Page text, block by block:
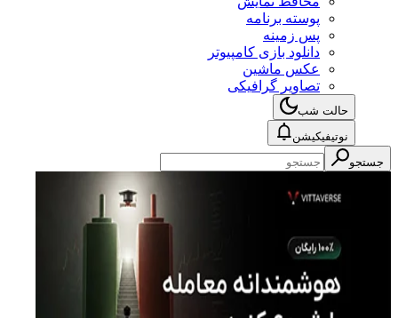
پوسته برنامه
پس زمینه
دانلود بازی کامپیوتر
عکس ماشین
تصاویر گرافیکی
حالت شب
نوتیفیکیشن
جستجو